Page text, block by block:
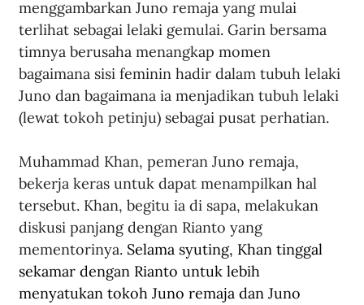
menggambarkan Juno remaja yang mulai
terlihat sebagai lelaki gemulai. Garin bersama
timnya berusaha menangkap momen
bagaimana sisi feminin hadir dalam tubuh lelaki
Juno dan bagaimana ia menjadikan tubuh lelaki
(lewat tokoh petinju) sebagai pusat perhatian.
Muhammad Khan, pemeran Juno remaja,
bekerja keras untuk dapat menampilkan hal
tersebut. Khan, begitu ia di sapa, melakukan
diskusi panjang dengan Rianto yang
mementorinya. Selama syuting, Khan tinggal
sekamar dengan Rianto untuk lebih
menyatukan tokoh Juno remaja dan Juno